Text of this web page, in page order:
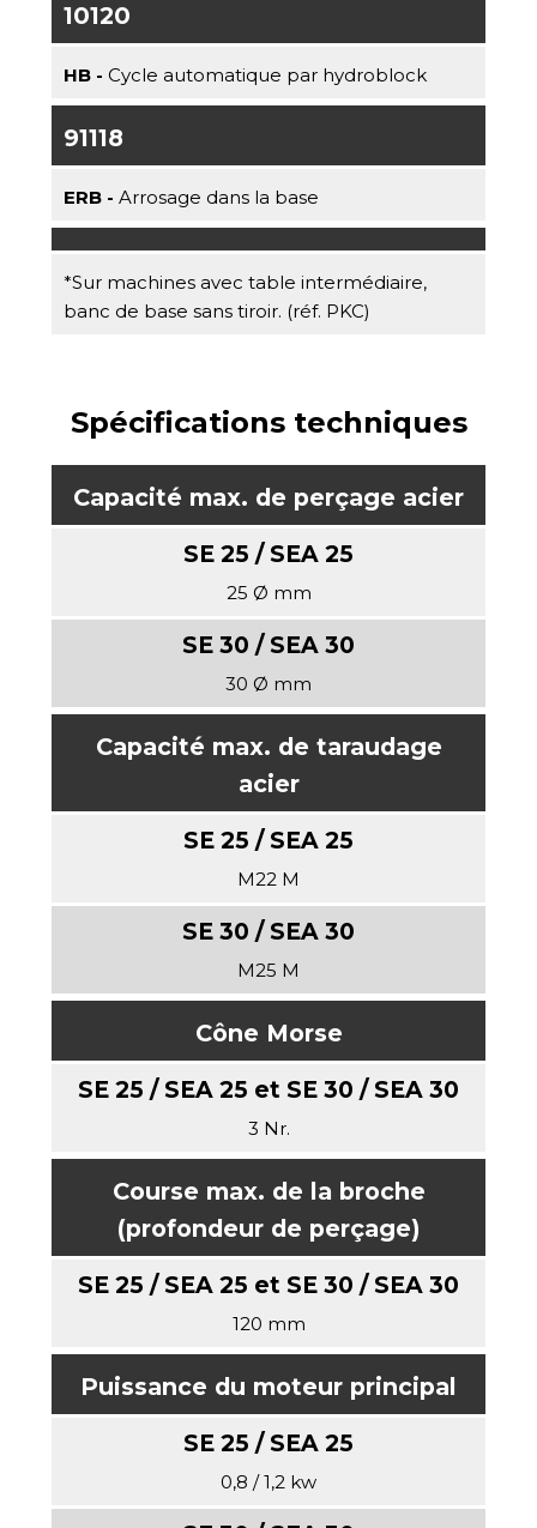
10120
HB - Cycle automatique par hydroblock
91118
ERB - Arrosage dans la base
*Sur machines avec table intermédiaire,
banc de base sans tiroir. (réf. PKC)
Spécifications techniques
Capacité max. de perçage acier
25 Ø mm
30 Ø mm
Capacité max. de taraudage
acier
M22 M
M25 M
Cône Morse
3 Nr.
Course max. de la broche
(profondeur de perçage)
120 mm
Puissance du moteur principal
0,8 / 1,2 kw